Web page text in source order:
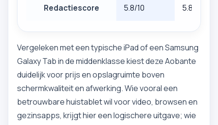
Redactiescore 5.8/10 5.8/10
Vergeleken met een typische iPad of een Samsung
Galaxy Tab in de middenklasse kiest deze Aobante
duidelijk voor prijs en opslagruimte boven
schermkwaliteit en afwerking. Wie vooral een
betrouwbare huistablet wil voor video, browsen en
gezinsapps, krijgt hier een logischere uitgave; wie